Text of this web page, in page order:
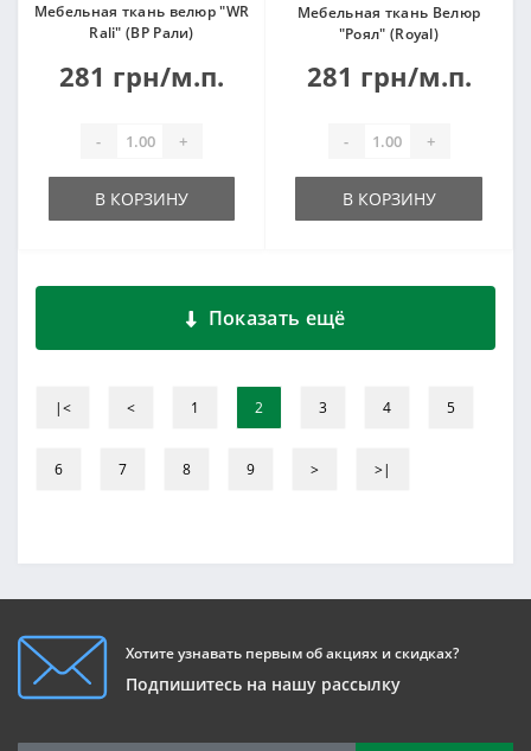
Мебельная ткань велюр "WR
Rali" (ВР Рали)
281 грн/м.п.
- +
В КОРЗИНУ
Мебельная ткань Велюр
"Роял" (Royal)
281 грн/м.п.
- +
В КОРЗИНУ
Показать ещё
|< < 1 2 3 4 5
6 7 8 9 > >|
Хотите узнавать первым об акциях и скидках?
Подпишитесь на нашу рассылку